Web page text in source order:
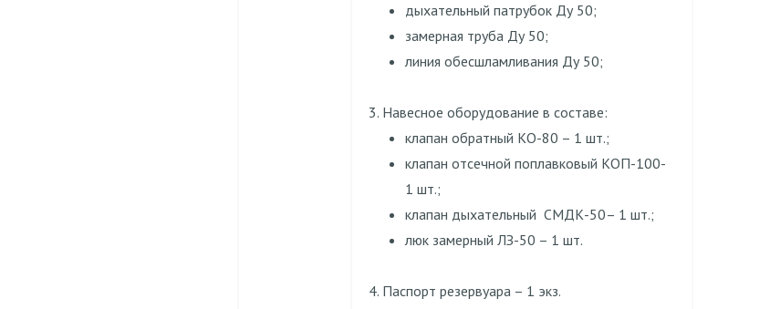
дыхательный патрубок Ду 50;
замерная труба Ду 50;
линия обесшламливания Ду 50;
3. Навесное оборудование в составе:
клапан обратный КО-80 – 1 шт.;
клапан отсечной поплавковый КОП-100-
1 шт.;
клапан дыхательный СМДК-50– 1 шт.;
люк замерный ЛЗ-50 – 1 шт.
4. Паспорт резервуара – 1 экз.